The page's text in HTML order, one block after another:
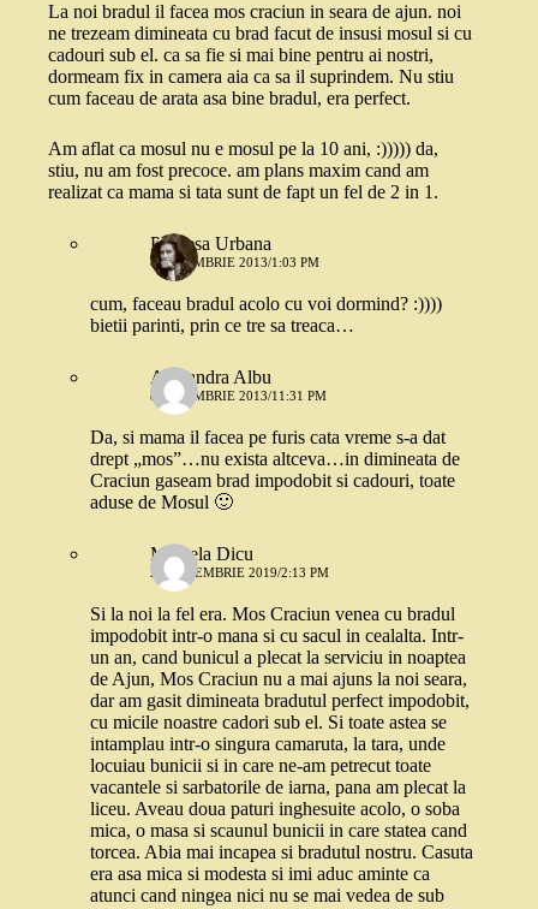
La noi bradul il facea mos craciun in seara de ajun. noi
ne trezeam dimineata cu brad facut de insusi mosul si cu
cadouri sub el. ca sa fie si mai bine pentru ai nostri,
dormeam fix in camera aia ca sa il suprindem. Nu stiu
cum faceau de arata asa bine bradul, era perfect.
Am aflat ca mosul nu e mosul pe la 10 ani, :))))) da,
stiu, nu am fost precoce. am plans maxim cand am
realizat ca mama si tata sunt de fapt un fel de 2 in 1.
Printesa Urbana
8 NOIEMBRIE 2013/1:03 PM
cum, faceau bradul acolo cu voi dormind? :))))
bietii parinti, prin ce tre sa treaca…
Alexandra Albu
8 NOIEMBRIE 2013/11:31 PM
Da, si mama il facea pe furis cata vreme s-a dat
drept „mos”…nu exista altceva…in dimineata de
Craciun gaseam brad impodobit si cadouri, toate
aduse de Mosul 🙂
Mihaela Dicu
23 DECEMBRIE 2019/2:13 PM
Si la noi la fel era. Mos Craciun venea cu bradul
impodobit intr-o mana si cu sacul in cealalta. Intr-
un an, cand bunicul a plecat la serviciu in noaptea
de Ajun, Mos Craciun nu a mai ajuns la noi seara,
dar am gasit dimineata bradutul perfect impodobit,
cu micile noastre cadori sub el. Si toate astea se
intamplau intr-o singura camaruta, la tara, unde
locuiau bunicii si in care ne-am petrecut toate
vacantele si sarbatorile de iarna, pana am plecat la
liceu. Aveau doua paturi inghesuite acolo, o soba
mica, o masa si scaunul bunicii in care statea cand
torcea. Abia mai incapea si bradutul nostru. Casuta
era asa mica si modesta si imi aduc aminte ca
atunci cand ningea nici nu se mai vedea de sub